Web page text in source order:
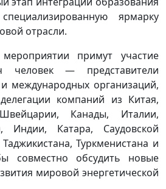
ярмарку
отрасли.
примут участие
человек — представители
международных организаций,
компаний из Китая,
Канады, Италии,
Индии, Катара, Саудовской
Туркменистана и
совместно обсудить новые
мировой энергетической